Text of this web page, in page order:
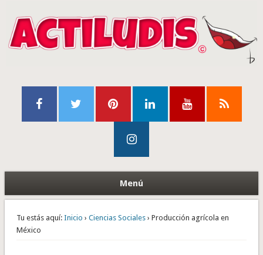
Menú
Tu estás aquí: Inicio › Ciencias Sociales› Producción agrícola en
México